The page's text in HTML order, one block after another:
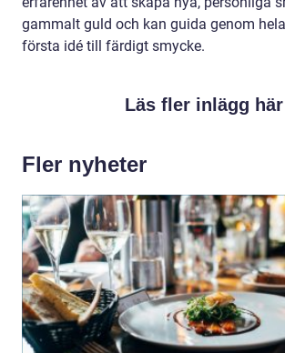
gammalt guld och kan guida genom
första idé till färdigt smycke.
Läs fler inlägg här
Fler nyheter